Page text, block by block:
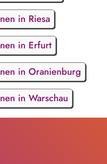
in Riesa
in Erfurt
in Oranienburg
in Warschau